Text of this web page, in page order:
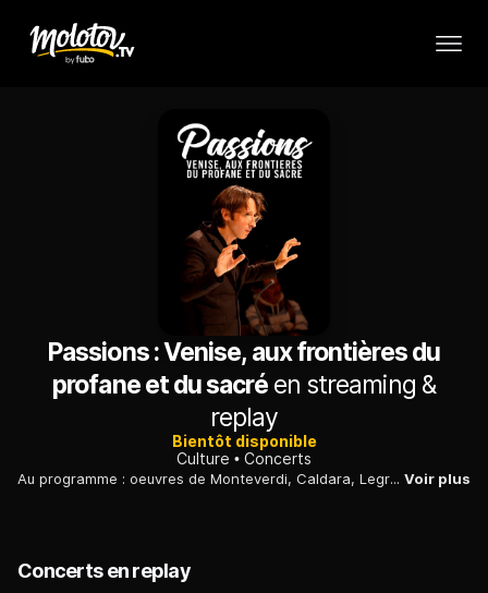
Passions : Venise, aux frontières du
profane et du sacréen streaming &
replay
Bientôt disponible
Culture
Concerts
Au programme : oeuvres de Monteverdi, Caldara, Legrenzi, Lotti, Marini ou Merula. Voir plus
Concerts en replay